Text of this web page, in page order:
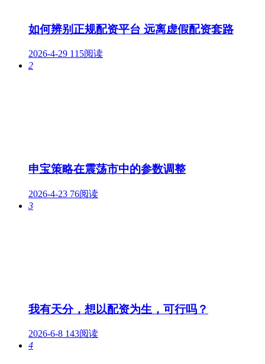
如何辨别正规配资平台 远离虚假配资套路
2026-4-29 115阅读
2
申宝策略在震荡市中的参数调整
2026-4-23 76阅读
3
我有天分，想以配资为生，可行吗？
2026-6-8 143阅读
4